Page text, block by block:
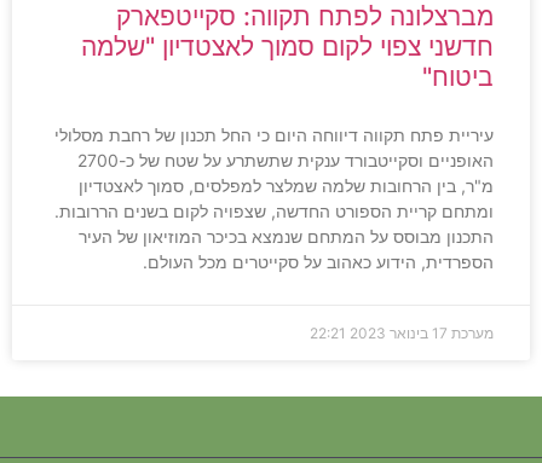
מברצלונה לפתח תקווה: סקייטפארק
חדשני צפוי לקום סמוך לאצטדיון "שלמה
ביטוח"
עיריית פתח תקווה דיווחה היום כי החל תכנון של רחבת מסלולי
האופניים וסקייטבורד ענקית שתשתרע על שטח של כ-2700
מ"ר, בין הרחובות שלמה שמלצר למפלסים, סמוך לאצטדיון
ומתחם קריית הספורט החדשה, שצפויה לקום בשנים הררובות.
התכנון מבוסס על המתחם שנמצא בכיכר המוזיאון של העיר
הספרדית, הידוע כאהוב על סקייטרים מכל העולם.
מערכת 17 בינואר 2023 22:21